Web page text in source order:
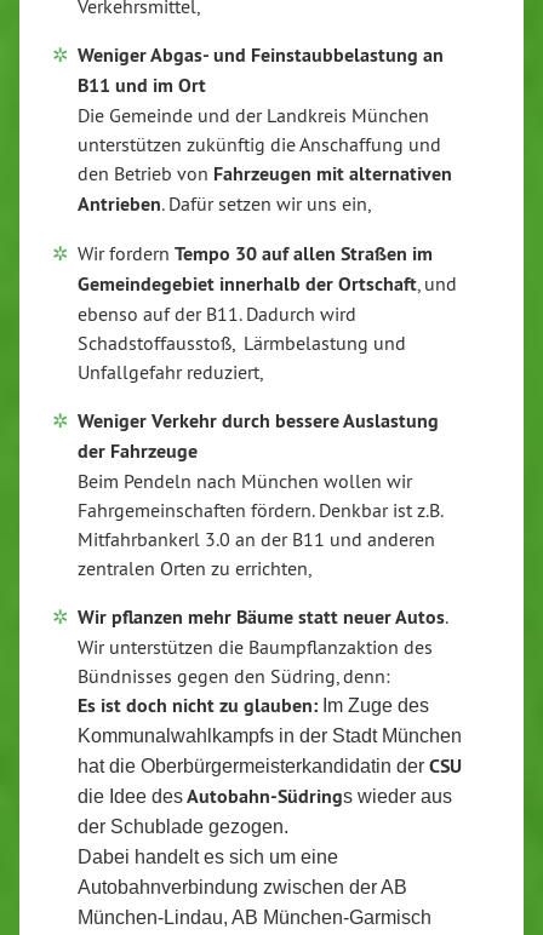
Verkehrsmittel,
Weniger Abgas- und Feinstaubbelastung an
B11 und im Ort
Die Gemeinde und der Landkreis München
unterstützen zukünftig die Anschaffung und
den Betrieb von Fahrzeugen mit alternativen
Antrieben. Dafür setzen wir uns ein,
Wir fordern Tempo 30 auf allen Straßen im
Gemeindegebiet innerhalb der Ortschaft , und
ebenso auf der B11. Dadurch wird
Schadstoffausstoß, Lärmbelastung und
Unfallgefahr reduziert,
Weniger Verkehr durch bessere Auslastung
der Fahrzeuge
Beim Pendeln nach München wollen wir
Fahrgemeinschaften fördern. Denkbar ist z.B.
Mitfahrbankerl 3.0 an der B11 und anderen
zentralen Orten zu errichten,
Wir pflanzen mehr Bäume statt neuer Autos.
Wir unterstützen die Baumpflanzaktion des
Bündnisses gegen den Südring, denn:
Es ist doch nicht zu glauben: Im Zuge des
Kommunalwahlkampfs in der Stadt München
hat die Oberbürgermeisterkandidatin der CSU
die Idee desAutobahn-Südrings wieder aus
der Schublade gezogen.
Dabei handelt es sich um eine
Autobahnverbindung zwischen derAB
München-Lindau, AB München-Garmisch